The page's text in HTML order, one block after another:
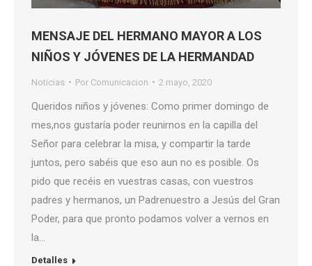
MENSAJE DEL HERMANO MAYOR A LOS
NIÑOS Y JÓVENES DE LA HERMANDAD
Noticias Por Comunicacion 2 mayo, 2020
Queridos niños y jóvenes: Como primer domingo de
mes,nos gustaría poder reunirnos en la capilla del
Señor para celebrar la misa, y compartir la tarde
juntos, pero sabéis que eso aun no es posible. Os
pido que recéis en vuestras casas, con vuestros
padres y hermanos, un Padrenuestro a Jesús del Gran
Poder, para que pronto podamos volver a vernos en
la…
Detalles